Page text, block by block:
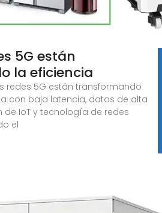
5G están
la eficiencia
redes 5G están transformando
con baja latencia, datos de alta
de IoT y tecnología de redes
el